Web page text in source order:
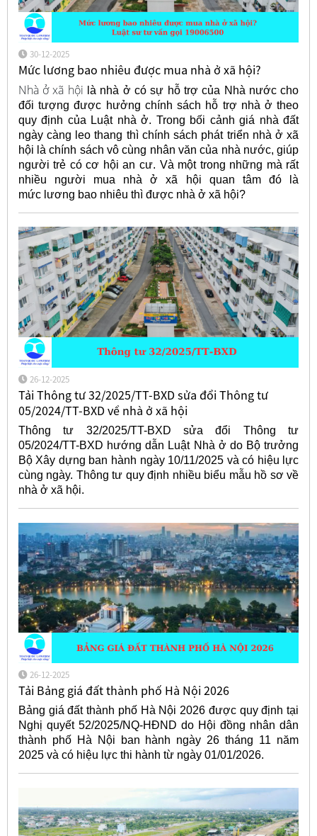
30-12-2025
Mức lương bao nhiêu được mua nhà ở xã hội?
Nhà ở xã hội là nhà ở có sự hỗ trợ của Nhà nước cho
đối tượng được hưởng chính sách hỗ trợ nhà ở theo
quy định của Luật nhà ở. Trong bối cảnh giá nhà đất
ngày càng leo thang thì chính sách phát triển nhà ở xã
hội là chính sách vô cùng nhân văn của nhà nước, giúp
người trẻ có cơ hội an cư. Và một trong những mà rất
nhiều người mua nhà ở xã hội quan tâm đó là
mức lương bao nhiêu thì được nhà ở xã hội?
26-12-2025
Tải Thông tư 32/2025/TT-BXD sửa đổi Thông tư
05/2024/TT-BXD về nhà ở xã hội
Thông tư 32/2025/TT-BXD sửa đổi Thông tư
05/2024/TT-BXD hướng dẫn Luật Nhà ở do Bộ trưởng
Bộ Xây dựng ban hành ngày 10/11/2025 và có hiệu lực
cùng ngày. Thông tư quy định nhiều biểu mẫu hồ sơ về
nhà ở xã hội.
26-12-2025
Tải Bảng giá đất thành phố Hà Nội 2026
Bảng giá đất thành phố Hà Nội 2026 được quy định tại
Nghị quyết 52/2025/NQ-HĐND do Hội đồng nhân dân
thành phố Hà Nội ban hành ngày 26 tháng 11 năm
2025 và có hiệu lực thi hành từ ngày 01/01/2026.